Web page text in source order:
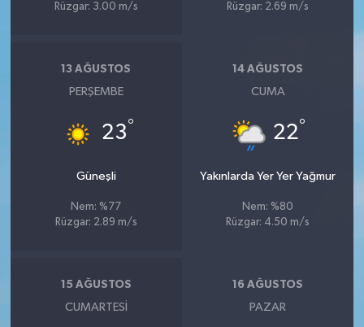
Rüzgar: 3.00 m/s
Rüzgar: 2.69 m/s
13 AĞUSTOS
PERŞEMBE
23°
Güneşli
Nem: %77
Rüzgar: 2.89 m/s
14 AĞUSTOS
CUMA
22°
Yakınlarda Yer Yer Yağmur
Nem: %80
Rüzgar: 4.50 m/s
15 AĞUSTOS
CUMARTESI
16 AĞUSTOS
PAZAR